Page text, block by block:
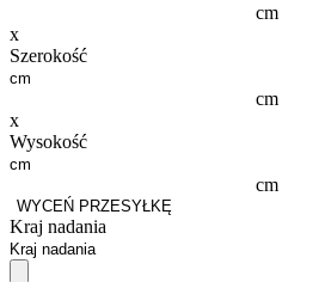
cm
x
Szerokość
cm
x
Wysokość
cm
WYCEŃ PRZESYŁKĘ
Kraj nadania